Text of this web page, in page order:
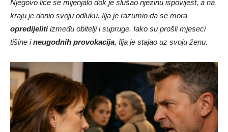
kraju je donio svoju odluku. Ilja je razumio da se mora
opredijelitiizmeđu obitelji i supruge. Iako su prošli mjeseci
tišine ineugodnih provokacija, Ilja je stajao uz svoju ženu.